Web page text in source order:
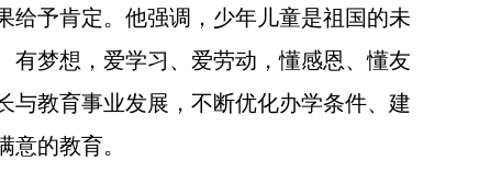
予肯定。他强调，少年儿童是祖国的未
有梦想，爱学习、爱劳动，懂感恩、懂友
与教育事业发展，不断优化办学条件、建
的教育。